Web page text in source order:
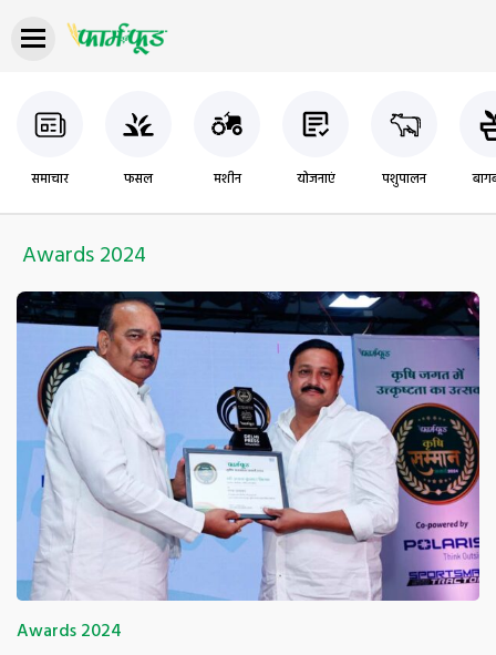
समाचार फसल मशीन योजनाएं पशुपालन
Awards 2024
Awards 2024